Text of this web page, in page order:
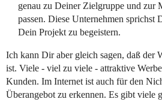
genau zu Deiner Zielgruppe und zur
passen. Diese Unternehmen sprichst
Dein Projekt zu begeistern.
Ich kann Dir aber gleich sagen, daß der
ist. Viele - viel zu viele - attraktive
Kunden. Im Internet ist auch für den
Überangebot zu erkennen. Es gibt viele